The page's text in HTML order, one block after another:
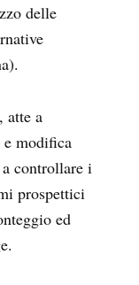
delle
atte a
e modifica
controllare i
prospettici
ed